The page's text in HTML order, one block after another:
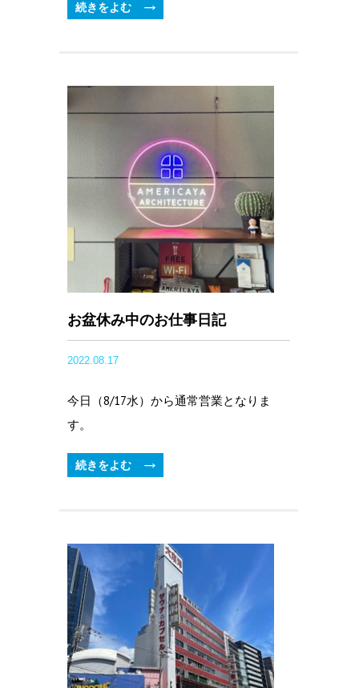
続きをよむ
お盆休み中のお仕事日記
2022.08.17
今日（8/17水）から通常営業となりま
す。
続きをよむ